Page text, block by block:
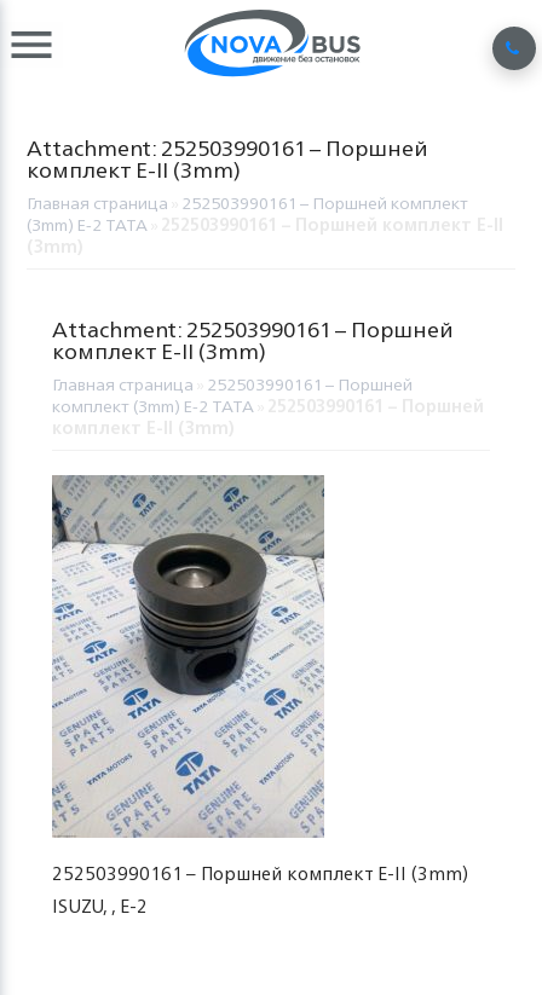
Attachment: 252503990161 – Поршней
комплект Е-II (3mm)
Главная страница 252503990161 – Поршней комплект
(3mm) Е-2 TATA
Attachment: 252503990161 – Поршней
комплект Е-II (3mm)
Главная страница 252503990161 – Поршней
комплект (3mm) Е-2 TATA»
252503990161 – Поршней комплект Е-II (3mm)
ISUZU, , Е-2